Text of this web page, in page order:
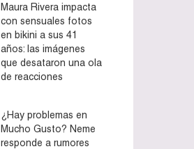
Maura Rivera impacta
con sensuales fotos
en bikini a sus 41
años: las imágenes
que desataron una ola
de reacciones
¿Hay problemas en
Mucho Gusto? Neme
responde a rumores